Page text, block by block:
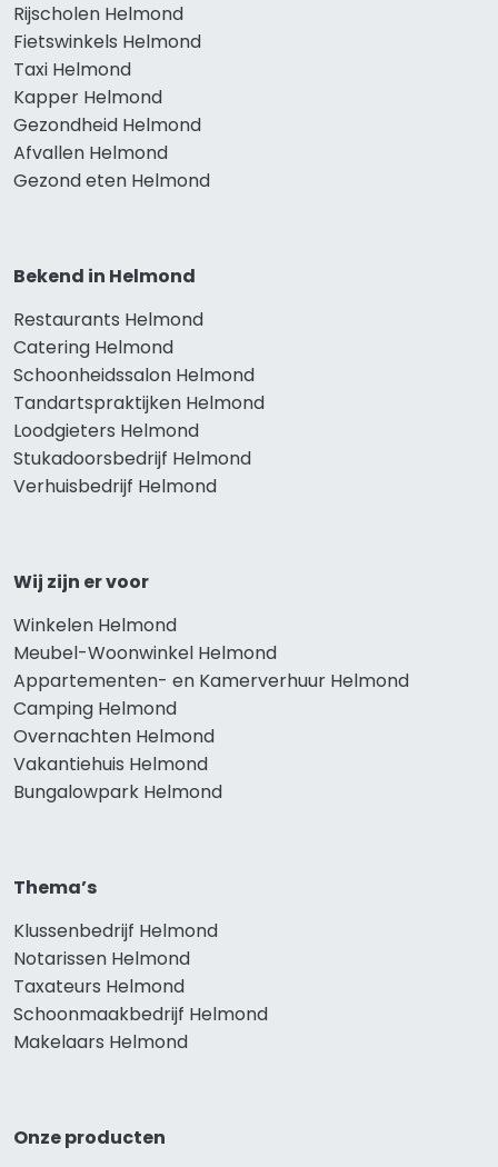
Rijscholen Helmond
Fietswinkels Helmond
Taxi Helmond
Kapper Helmond
Gezondheid Helmond
Afvallen Helmond
Gezond eten Helmond
Bekend in Helmond
Restaurants Helmond
Catering Helmond
Schoonheidssalon Helmond
Tandartspraktijken Helmond
Loodgieters Helmond
Stukadoorsbedrijf Helmond
Verhuisbedrijf Helmond
Wij zijn er voor
Winkelen Helmond
Meubel-Woonwinkel Helmond
Appartementen- en Kamerverhuur Helmond
Camping Helmond
Overnachten Helmond
Vakantiehuis Helmond
Bungalowpark Helmond
Thema’s
Klussenbedrijf Helmond
Notarissen Helmond
Taxateurs Helmond
Schoonmaakbedrijf Helmond
Makelaars Helmond
Onze producten